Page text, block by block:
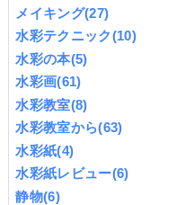
メイキング(27)
水彩テクニック(10)
水彩の本(5)
水彩画(61)
水彩教室(8)
水彩教室から(63)
水彩紙(4)
水彩紙レビュー(6)
静物(6)